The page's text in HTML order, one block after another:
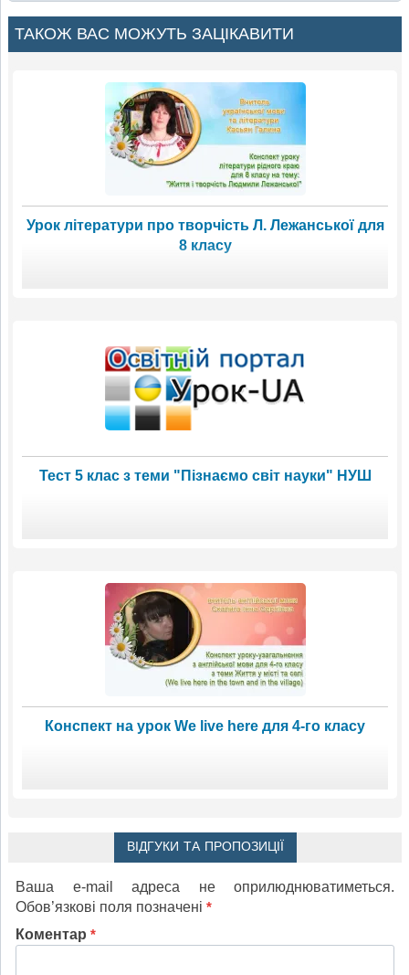
ТАКОЖ ВАС МОЖУТЬ ЗАЦІКАВИТИ
Урок літератури про творчість Л. Лежанської для
8 класу
Тест 5 клас з теми "Пізнаємо світ науки" НУШ
Конспект на урок We live here для 4-го класу
ВІДГУКИ ТА ПРОПОЗИЦІЇ
Ваша e-mail адреса не оприлюднюватиметься.
Обов’язкові поля позначені *
Коментар *